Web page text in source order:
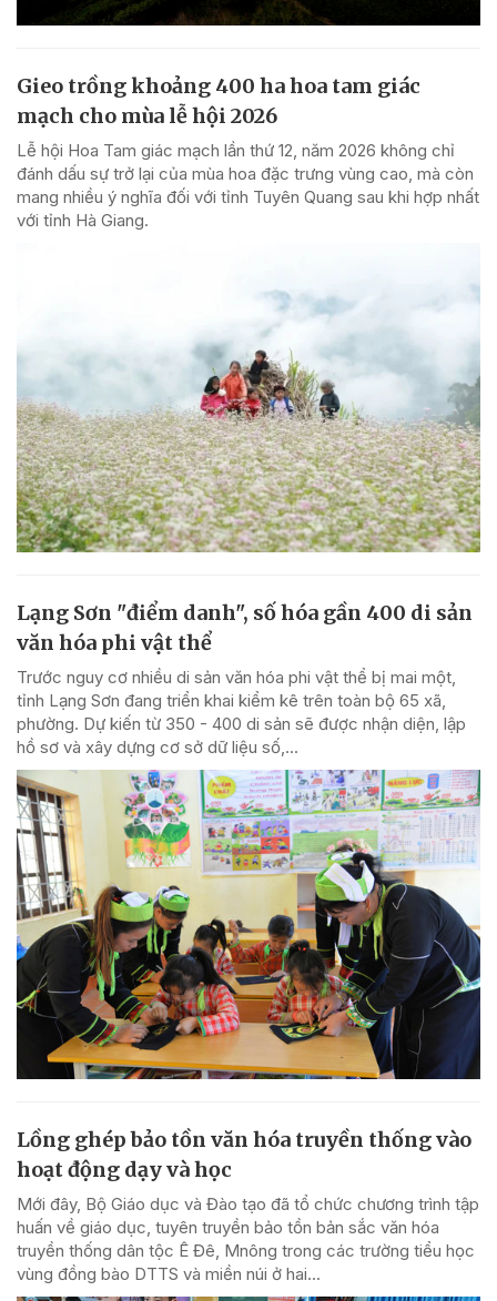
Gieo trồng khoảng 400 ha hoa tam giác
mạch cho mùa lễ hội 2026
Lễ hội Hoa Tam giác mạch lần thứ 12, năm 2026 không chỉ
đánh dấu sự trở lại của mùa hoa đặc trưng vùng cao, mà còn
mang nhiều ý nghĩa đối với tỉnh Tuyên Quang sau khi hợp nhất
với tỉnh Hà Giang.
Lạng Sơn "điểm danh", số hóa gần 400 di sản
văn hóa phi vật thể
Trước nguy cơ nhiều di sản văn hóa phi vật thể bị mai một,
tỉnh Lạng Sơn đang triển khai kiểm kê trên toàn bộ 65 xã,
phường. Dự kiến từ 350 - 400 di sản sẽ được nhận diện, lập
hồ sơ và xây dựng cơ sở dữ liệu số,...
Lồng ghép bảo tồn văn hóa truyền thống vào
hoạt động dạy và học
Mới đây, Bộ Giáo dục và Đào tạo đã tổ chức chương trình tập
huấn về giáo dục, tuyên truyền bảo tồn bản sắc văn hóa
truyền thống dân tộc Ê Đê, Mnông trong các trường tiểu học
vùng đồng bào DTTS và miền núi ở hai...